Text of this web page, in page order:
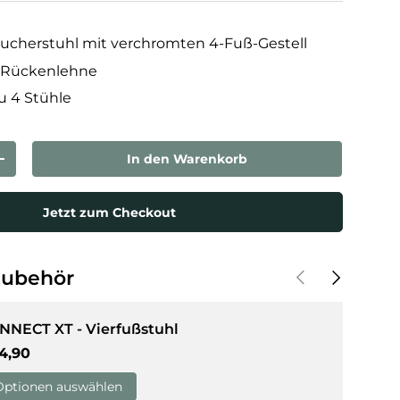
mit verchromten 4-Fuß-Gestell
4 Stühle
erhöhen In den Warenkorb
Jetzt zum Checkout
VorherigeNächste
XT - Vierfußstuhl
Preis
auswählen